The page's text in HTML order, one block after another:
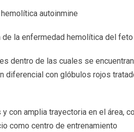
autoinmine
la enfermedad hemolítica del
dentro de las cuales se
diferencial con glóbulos rojos
con amplia trayectoria en el área,
como centro de entrenamiento